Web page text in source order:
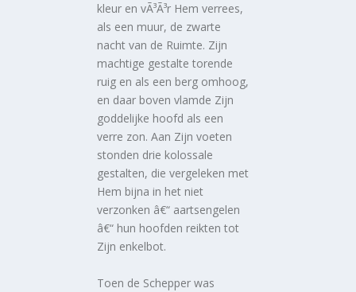
kleur en vÃ³Ã³r Hem verrees,
als een muur, de zwarte
nacht van de Ruimte. Zijn
machtige gestalte torende
ruig en als een berg omhoog,
en daar boven vlamde Zijn
goddelijke hoofd als een
verre zon. Aan Zijn voeten
stonden drie kolossale
gestalten, die vergeleken met
Hem bijna in het niet
verzonken â€“ aartsengelen
â€“ hun hoofden reikten tot
Zijn enkelbot.
Toen de Schepper was